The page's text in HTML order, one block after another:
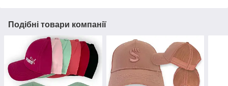
Подібні товари компанії